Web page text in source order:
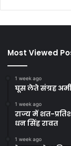
Most Viewed
1 week ago
घूस लेते संग्रह
1 week ago
राज्य में शत-
धन सिंह रावत
1 week ago